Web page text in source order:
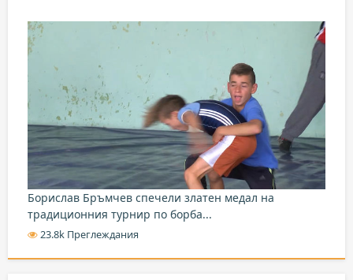
Борислав Бръмчев спечели златен медал на
традиционния турнир по борба...
23.8k Преглеждания